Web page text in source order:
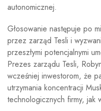
autonomicznej.
Głosowanie następuje po
przez zarząd Tesli i
przeszłymi potencjalnymi
Prezes zarządu Tesli,
wcześniej inwestorom, że
utrzymania koncentracji
technologicznych firmy, jak